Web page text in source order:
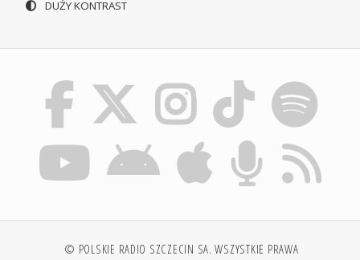
DUŻY KONTRAST
© POLSKIE RADIO SZCZECIN SA. WSZYSTKIE PRAWA